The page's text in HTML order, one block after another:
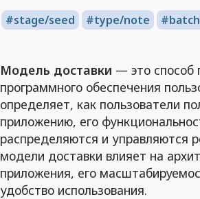
stage/seed
type/note
Модель доставки — это способ
программного обеспечения
определяет, как пользователи
приложению, его
распределяются и управляются
модели доставки влияет на
приложения, его
удобство использования.